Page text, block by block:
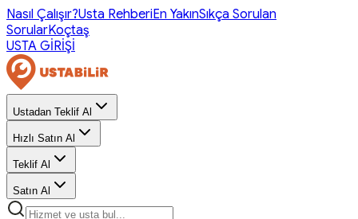
Nasıl Çalışır?Usta RehberiEn YakınSıkça Sorulan
SorularKoçtaş
USTA GİRİŞİ
Ustadan Teklif Al
Hızlı Satın Al
Teklif Al
Satın Al